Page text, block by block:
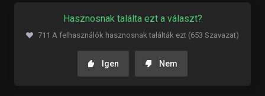
Hasznosnak találta ezt a választ?
711 A felhasználók hasznosnak találták ezt (653 Szavazat)
Igen Nem